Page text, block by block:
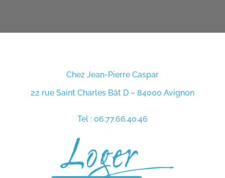
Chez Jean-Pierre Caspar
22 rue Saint Charles Bât D – 84000 Avignon
Tel : 06.77.66.40.46